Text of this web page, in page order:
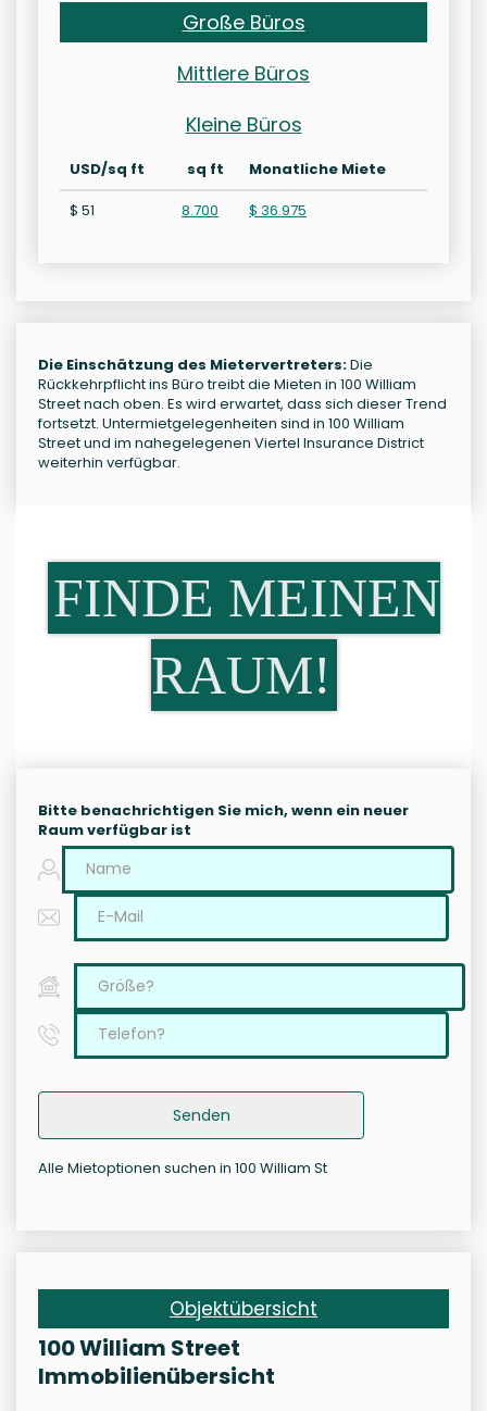
Große Büros
Mittlere Büros
Kleine Büros
USD/sq ft sq ft
Monatliche Miete
$ 51
8.700 $ 36.975
Die Einschätzung des Mietervertreters:Die
Rückkehrpflicht ins Büro treibt die Mieten in 100 William
Street nach oben. Es wird erwartet, dass sich dieser Trend
fortsetzt. Untermietgelegenheiten sind in 100 William
Street und im nahegelegenen Viertel Insurance District
weiterhin verfügbar.
FINDE MEINEN
RAUM!
Bitte benachrichtigen Sie mich, wenn ein neuer
Raum verfügbar ist
Senden
Alle Mietoptionen suchen in 100 William St
Objektübersicht
100 William Street
Immobilienübersicht